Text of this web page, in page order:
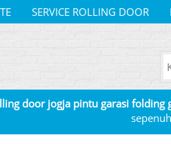
SERVICE ROLLING DOOR
door jogja pintu garasi folding